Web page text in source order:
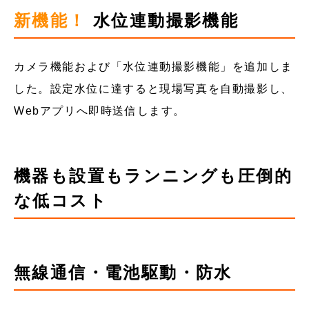
新機能！ 水位連動撮影機能
カメラ機能および「水位連動撮影機能」を追加しま
した。設定水位に達すると現場写真を自動撮影し、
Webアプリへ即時送信します。
機器も設置もランニングも圧倒的
な低コスト
無線通信・電池駆動・防水